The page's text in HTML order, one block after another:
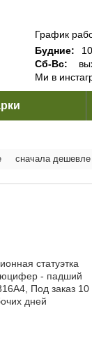
График
Будние:
Сб-Вс:
Ми в
сначала дешевле